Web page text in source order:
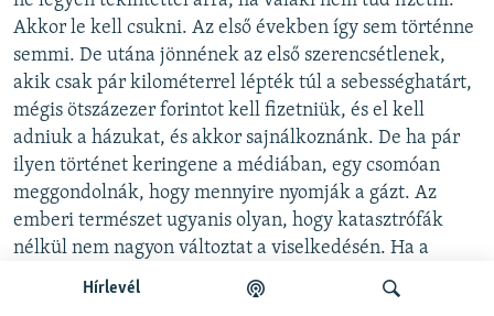
Hírlevél
Akkor le kell csukni. Az első években így sem történne
semmi. De utána jönnének az első szerencsétlenek,
akik csak pár kilométerrel lépték túl a sebességhatárt,
mégis ötszázezer forintot kell fizetniük, és el kell
adniuk a házukat, és akkor sajnálkoznánk. De ha pár
ilyen történet keringene a médiában, egy csomóan
meggondolnák, hogy mennyire nyomják a gázt. Az
emberi természet ugyanis olyan, hogy katasztrófák
nélkül nem nagyon változtat a viselkedésén. Ha a
társadalom egy ezreléke tönkremegy ebbe, de a
maradék 99, 99 százalék megjavul, akkor megéri.